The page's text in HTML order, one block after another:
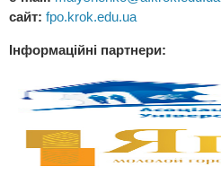
сайт: fpo.krok.edu.ua
Інформаційні партнери: